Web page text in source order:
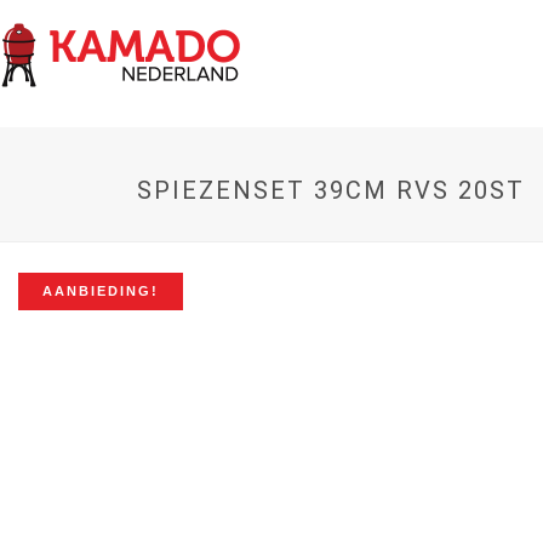
SPIEZENSET 39CM RVS 20ST
AANBIEDING!